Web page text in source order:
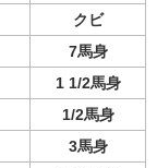
クビ
7馬身
1 1/2馬身
1/2馬身
3馬身